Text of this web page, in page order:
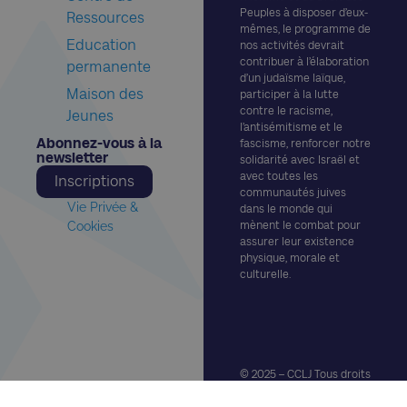
Peuples à disposer d’eux-
mêmes, le programme de
nos activités devrait
contribuer à l’élaboration
d’un judaïsme laïque,
participer à la lutte
contre le racisme,
l’antisémitisme et le
fascisme, renforcer notre
solidarité avec Israël et
avec toutes les
communautés juives
dans le monde qui
mènent le combat pour
assurer leur existence
physique, morale et
culturelle.
© 2025 – CCLJ Tous droits
Ressources
Education
permanente
Maison des
Jeunes
Abonnez-vous à la
newsletter​
Inscriptions
Vie Privée &
Cookies